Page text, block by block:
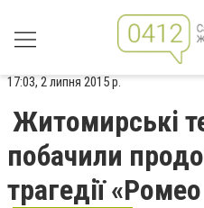
17:03, 2 липня 2015 р.
Житомирські
побачили
трагедії